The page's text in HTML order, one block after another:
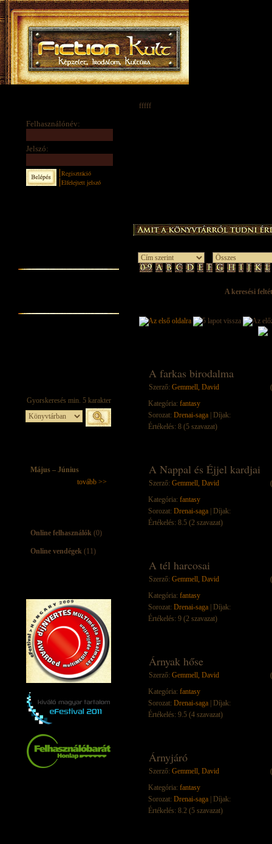
Felhasználónév:
Jelszó:
Regisztráció
Elfelejtett jelszó
Május – Június
tovább >>
Online felhasználók (0)
Online vendégek (11)
fffff
A keresési
A farkas birodalma
Szerző: Gemmell, David
Kategória: fantasy
Sorozat: Drenai-saga | Díjak:
Értékelés: 8 (5 szavazat)
A Nappal és Éjjel kardjai
Szerző: Gemmell, David
Kategória: fantasy
Sorozat: Drenai-saga | Díjak:
Értékelés: 8.5 (2 szavazat)
A tél harcosai
Szerző: Gemmell, David
Kategória: fantasy
Sorozat: Drenai-saga | Díjak:
Értékelés: 9 (2 szavazat)
Árnyak hőse
Szerző: Gemmell, David
Kategória: fantasy
Sorozat: Drenai-saga | Díjak:
Értékelés: 9.5 (4 szavazat)
Árnyjáró
Szerző: Gemmell, David
Kategória: fantasy
Sorozat: Drenai-saga | Díjak:
Értékelés: 8.2 (5 szavazat)